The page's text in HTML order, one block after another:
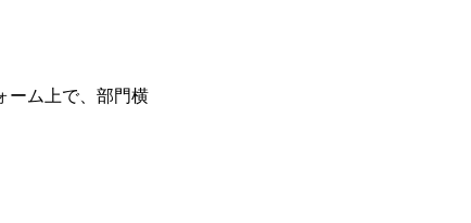
ーム上で、部門横